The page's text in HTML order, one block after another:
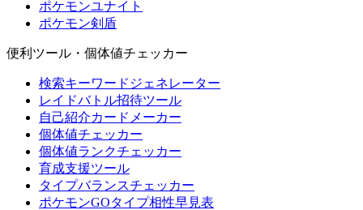
ポケモンユナイト
ポケモン剣盾
便利ツール・個体値チェッカー
検索キーワードジェネレーター
レイドバトル招待ツール
自己紹介カードメーカー
個体値チェッカー
個体値ランクチェッカー
育成支援ツール
タイプバランスチェッカー
ポケモンGOタイプ相性早見表